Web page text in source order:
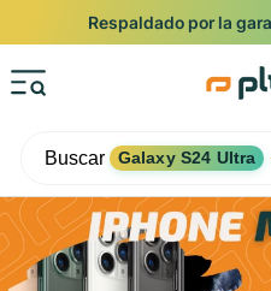
Ir al
Respaldado por la
Buscar Galaxy S24 Ultra